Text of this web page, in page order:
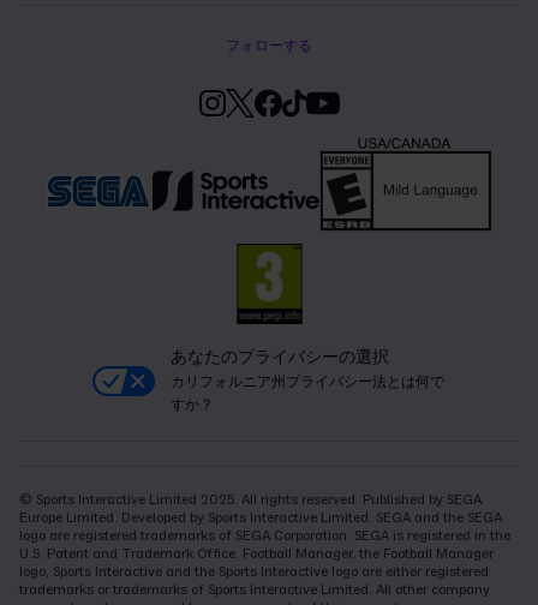
フォローする
あなたのプライバシーの選択
カリフォルニア州プライバシー法とは何で
すか？
© Sports Interactive Limited 2025. All rights reserved. Published by SEGA
Europe Limited. Developed by Sports Interactive Limited. SEGA and the SEGA
logo are registered trademarks of SEGA Corporation. SEGA is registered in the
U.S. Patent and Trademark Office. Football Manager, the Football Manager
logo, Sports Interactive and the Sports Interactive logo are either registered
trademarks or trademarks of Sports Interactive Limited. All other company